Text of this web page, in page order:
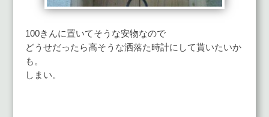
100きんに置いてそうな安物なので
どうせだったら高そうな洒落た時計にして貰いたいか
も。
しまい。